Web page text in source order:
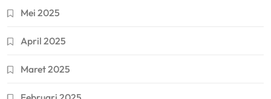
Mei 2025
April 2025
Maret 2025